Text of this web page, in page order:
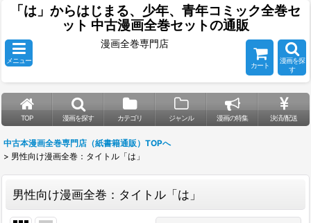
「は」からはじまる、少年、青年コミック全巻セ
ット 中古漫画全巻セットの通販
メニュー
漫画全巻専門店
カート
漫画を探
す
TOP 漫画を探す カテゴリ ジャンル 漫画の特集 決済/配送
中古本漫画全巻専門店（紙書籍通販）TOPへ
> 男性向け漫画全巻：タイトル「は」
男性向け漫画全巻：タイトル「は」